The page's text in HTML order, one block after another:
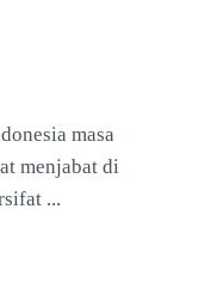
masa
menjabat di
...